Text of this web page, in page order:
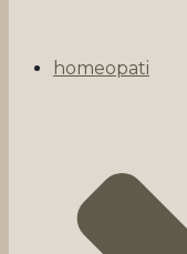
homeopati